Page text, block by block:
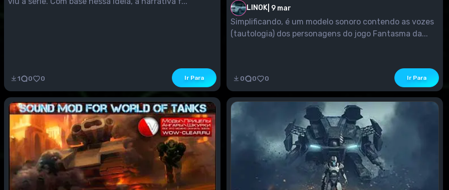
1 0 0 Ir Para
LINOK 9 mar
Simplificando, é um modelo sonoro contendo as vozes
(tautologia) dos personagens do jogo Fantasma da...
0 0 0 Ir Para